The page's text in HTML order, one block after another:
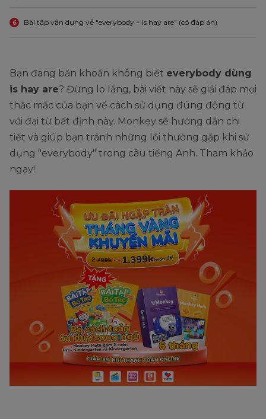
6 Bài tập vận dụng về “everybody + is hay are” (có đáp án)
Bạn đang băn khoăn không biết everybody dùng
is hay are? Đừng lo lắng, bài viết này sẽ giải đáp mọi
thắc mắc của bạn về cách sử dụng đúng động từ
với đại từ bất định này. Monkey sẽ hướng dẫn chi
tiết và giúp bạn tránh những lỗi thường gặp khi sử
dụng "everybody" trong câu tiếng Anh. Tham khảo
ngay!